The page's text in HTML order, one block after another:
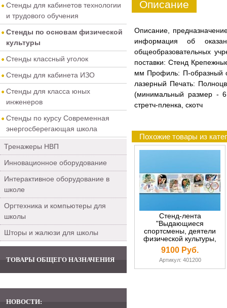
Стенды для кабинетов технологии
и трудового обучения
Стенды по основам физической
культуры
Стенды классный уголок
Стенды для кабинета ИЗО
Стенды для класса юных
инженеров
Стенды по курсу Современная
энергосберегающая школа
Тренажеры НВП
Инновационное оборудование
Интерактивное оборудование в
школе
Оргтехника и компьютеры для
школы
Шторы и жалюзи для школы
ТОВАРЫ ОБЩЕГО НАЗНАЧЕНИЯ
НОВОСТИ:
Описание
Описание,
информация об
общеобразовательных
поставки: Стенд
мм Профиль: П-образный
лазерный Печать:
(минимальный размер - 6
стретч-пленка, скотч
Похожие товары из
Стенд-лента
"Выдающиеся
спортсмены, деятели
физической культуры,
спорта и Олимпийского
движения"
9100 Руб.
Артикул: 401200